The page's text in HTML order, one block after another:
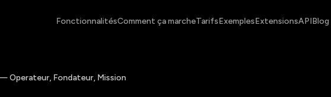
FonctionnalitésComment ça marcheTarifsExemplesExtensionsAPIBlog
Operateur, Fondateur, Mission